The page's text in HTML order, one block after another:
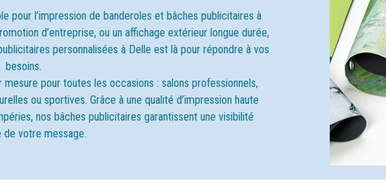
pour l’impression de banderoles et bâches publicitaires à
d’entreprise, ou un affichage extérieur longue durée,
personnalisées à Delle est là pour répondre à vos
besoins.
pour toutes les occasions : salons professionnels,
ou sportives. Grâce à une qualité d’impression haute
nos bâches publicitaires garantissent une visibilité
de votre message.